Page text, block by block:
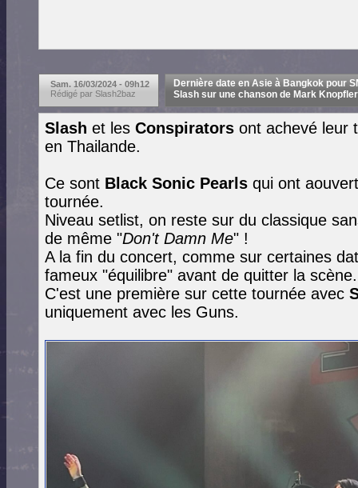
Sam. 16/03/2024 - 09h12
Rédigé par Slash2baz
Dernière date en Asie à Bangkok pour
Slash sur une chanson de Mark
Slash et les Conspirators ont achevé leur
en Thailande.
Ce sont Black Sonic Pearls qui ont
tournée.
Niveau setlist, on reste sur du classique
de même "Don't Damn Me" !
A la fin du concert, comme sur certaines
fameux "équilibre" avant de quitter la scène.
C'est une première sur cette tournée avec
uniquement avec les Guns.